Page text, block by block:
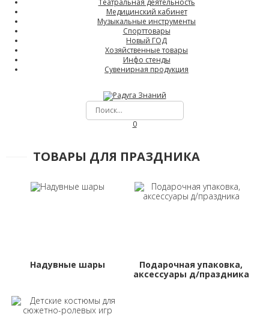
Театральная деятельность
Медицинский кабинет
Музыкальные инструменты
Спорттовары
Новый ГОД
Хозяйственные товары
Инфо стенды
Сувенирная продукция
0
ТОВАРЫ ДЛЯ ПРАЗДНИКА
Надувные шары
Подарочная упаковка,
аксессуары д/праздника